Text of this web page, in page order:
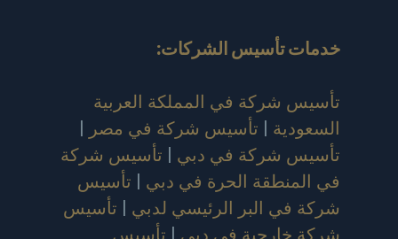
خدمات تأسيس الشركات:
تأسيس شركة في المملكة العربية
السعودية | تأسيس شركة في مصر |
تأسيس شركة في دبي | تأسيس شركة
في المنطقة الحرة في دبي | تأسيس
شركة في البر الرئيسي لدبي | تأسيس